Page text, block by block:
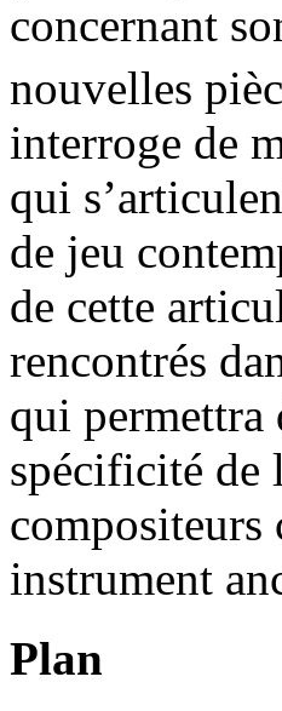
concernant
nouvelles
interroge de
qui
de jeu
de cette
rencontrés
qui permettra
spécificité de
compositeurs
instrument
Plan